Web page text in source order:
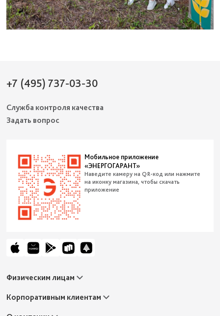
+7 (495) 737-03-30
Служба контроля качества
Задать вопрос
Мобильное приложение
«ЭНЕРГОГАРАНТ»
Наведите камеру на QR-код или нажмите
на иконку магазина, чтобы скачать
приложение
Физическим лицам
Автострахование
Жизнь и здоровье
Путешествия
Корпоративным клиентам